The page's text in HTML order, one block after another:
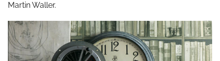
Martin Waller.